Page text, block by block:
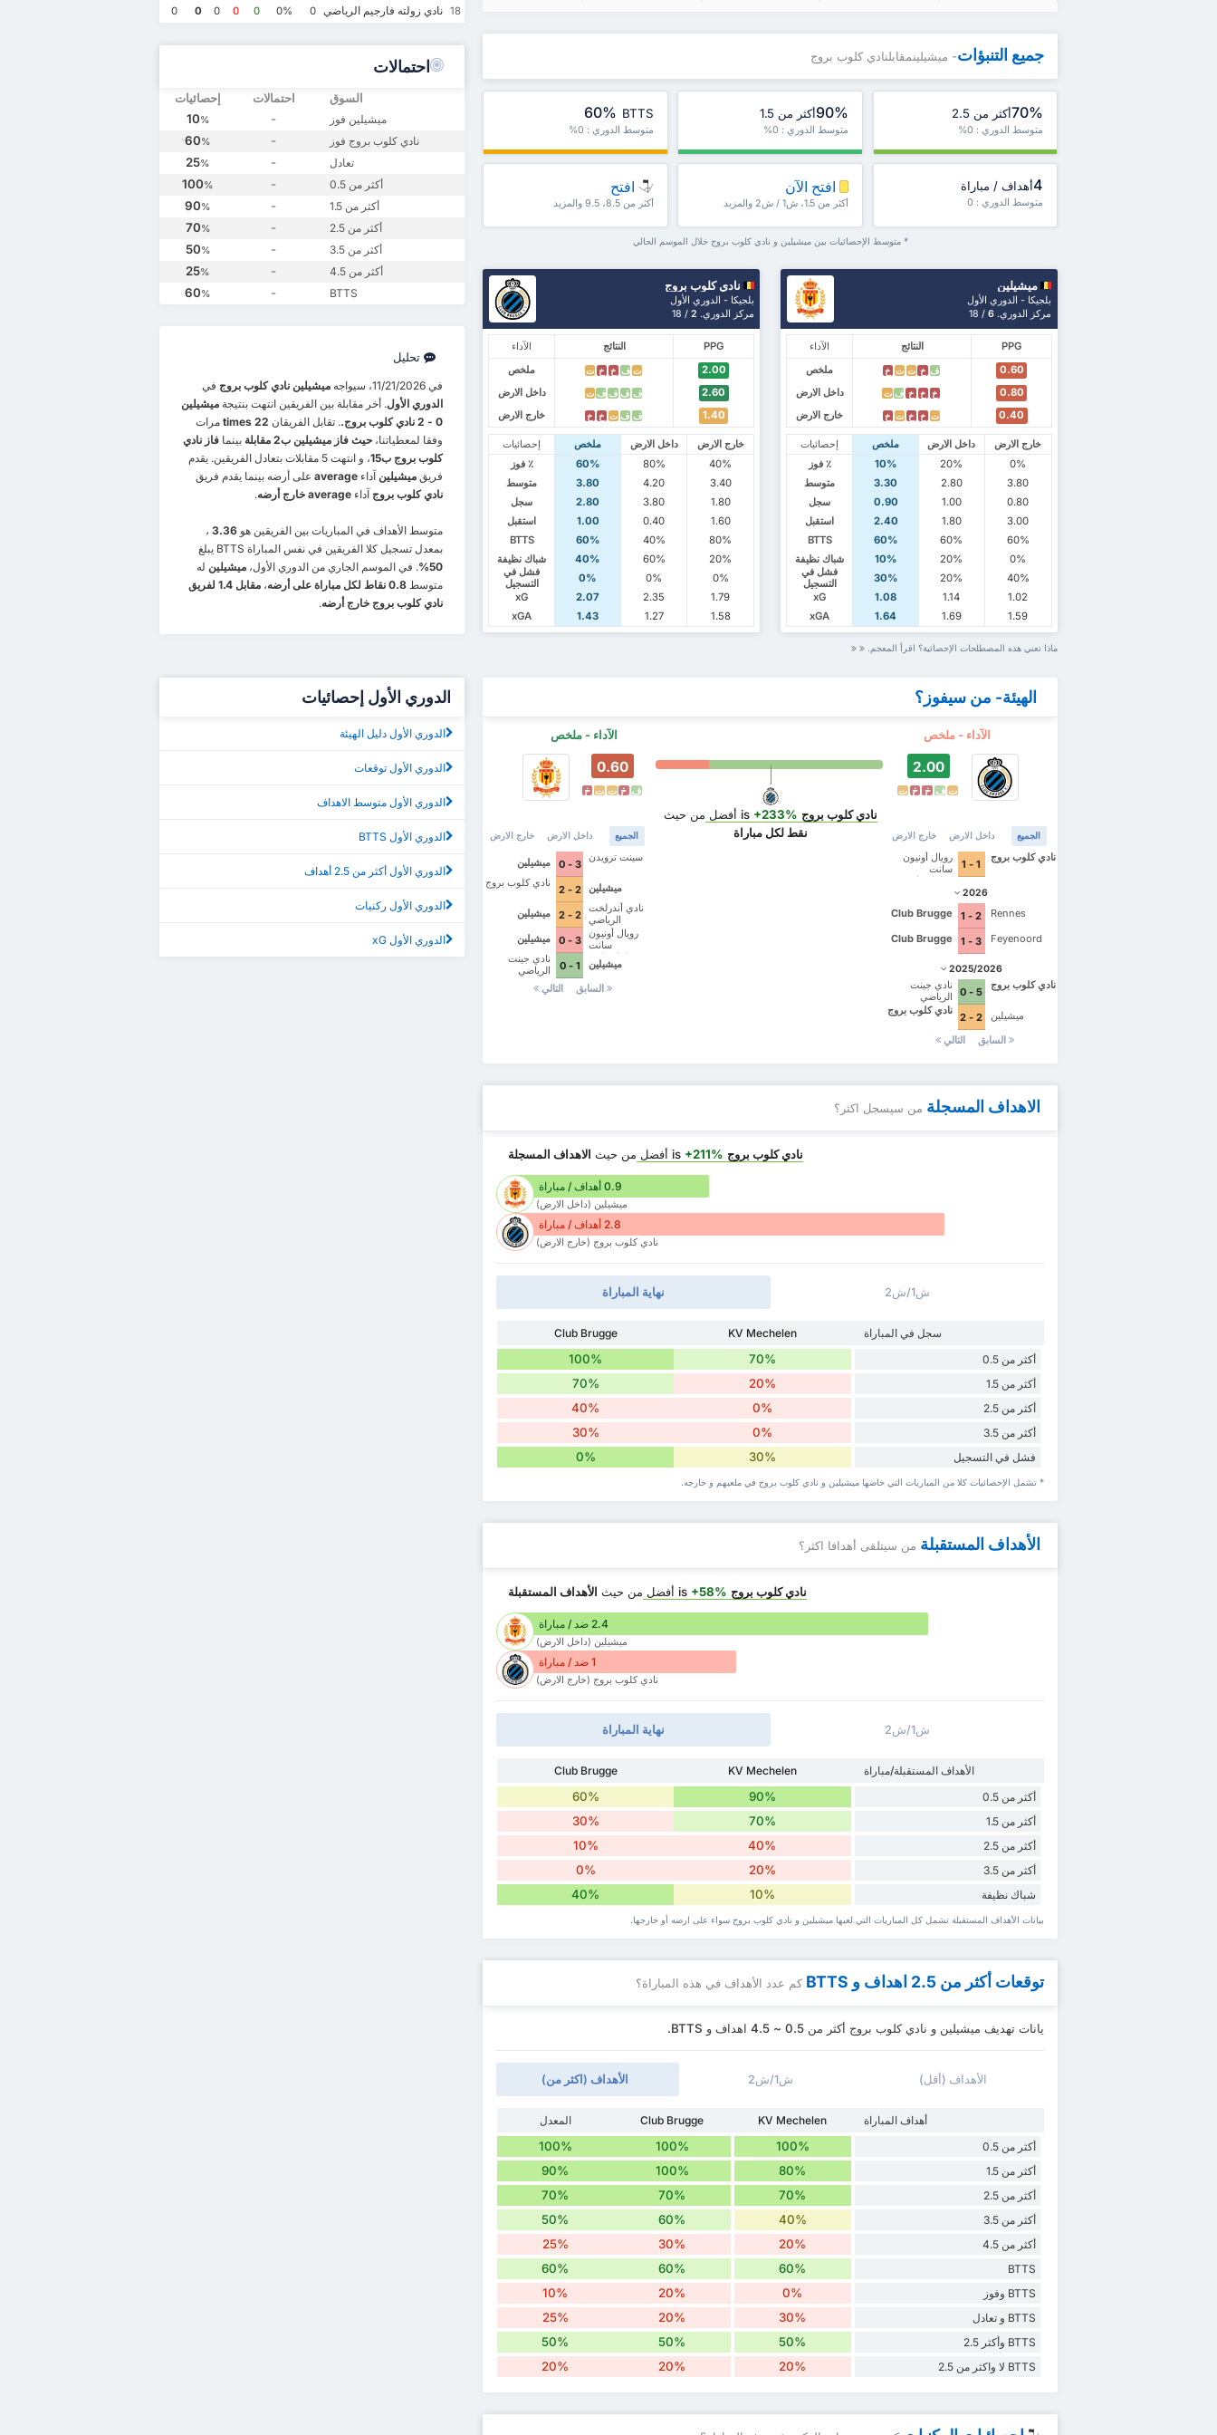
جميع التنبؤات- ميشيلينمقابلنادي كلوب بروج
70%أكثر من 2.5
متوسط الدوري : 0%
90%أكثر من 1.5
متوسط الدوري : 0%
60% BTTS
متوسط الدوري : 0%
4أهداف / مباراة
متوسط الدوري : 0
افتح الآن
أكثر من 1.5، ش1 / ش2 والمزيد
افتح
أكثر من 8.5، 9.5 والمزيد
* متوسط الإحصائيات بين ميشيلين و نادي كلوب بروج خلال الموسم الحالي
ميشيلين
بلجيكا - الدوري الأول
مركز الدوري. 6
/ 18
الآداء النتائج
PPG
ملخص
ف خ ت ت خ
0.60
داخل الارض
خ خ خ ف ت
0.80
خارج الارض
ت خ خ ت خ 0.40
إحصائيات ملخص داخل الارض
خارج الارض
٪ فوز
10% 20%
0%
متوسط
3.30 2.80
3.80
سجل
0.90 1.00
0.80
استقبل
2.40 1.80
3.00
BTTS
60% 60%
60%
شباك نظيفة
10% 20%
0%
فشل في
التسجيل
30% 20%
40%
xG
1.08 1.14
1.02
xGA
1.64 1.69 1.59
نادي كلوب بروج
بلجيكا - الدوري الأول
مركز الدوري. 2
/ 18
الآداء النتائج
PPG
ملخص
ت ف خ خ ت
2.00
داخل الارض
ف ف ف ف ت
2.60
خارج الارض
ف ف ت خ خ 1.40
إحصائيات ملخص داخل الارض
خارج الارض
٪ فوز
60% 80%
40%
متوسط
3.80 4.20
3.40
سجل
2.80 3.80
1.80
استقبل
1.00 0.40
1.60
BTTS
60% 40%
80%
شباك نظيفة
40% 60%
20%
فشل في
التسجيل
0% 0%
0%
xG
2.07 2.35
1.79
xGA
1.43 1.27 1.58
ماذا تعني هذه المصطلحات الإحصائية؟ اقرأ المعجم.
الهيئة- من سيفوز؟
الآداء - ملخص الآداء - ملخص
0.60
ف خ ت ت خ
الجميع داخل الارض خارج الارض
ميشيلين 3 - 0
سينت ترويدن
نادي كلوب بروج
2 - 2
ميشيلين
ميشيلين
2 - 2
نادي أندرلخت
الرياضي
ميشيلين
3 - 0
رويال أونيون
سانت
جيلوازسانت
جيلواز
نادي جينت
الرياضي
1 - 0
ميشيلين
السابق
التالي
نادي كلوب بروج +233% أفضل من حيث
نقط لكل مباراة
2.00
ت ف خ خ ت
الجميع داخل الارض خارج الارض
رويال أونيون
سانت
جيلوازسانت
1 - 1
نادي كلوب بروج
2026
Club Brugge 2 - 1
Rennes
Club Brugge
3 - 1 Feyenoord
2025/2026
نادي جينت
الرياضي
5 - 0
نادي كلوب بروج
نادي كلوب بروج
2 - 2
ميشيلين
السابق
التالي
الاهداف المسجلة من سيسجل اكثر؟
نادي كلوب بروج +211% أفضل من حيث الاهداف المسجلة
0.9 أهداف / مباراة
ميشيلين (داخل الارض)
2.8 أهداف / مباراة
نادي كلوب بروج (خارج الارض)
نهاية المباراة ش1/ش2
سجل في المباراة KV Mechelen
Club Brugge
أكثر من 0.5
70%
100%
أكثر من 1.5 20%
70%
أكثر من 2.5 0%
40%
أكثر من 3.5 0%
30%
فشل في التسجيل 30%
0%
* تشمل الإحصائيات كلا من المباريات التي خاضها ميشيلين و نادي كلوب بروج في ملعبهم و خارجه.
الأهداف المستقبلة من سيتلقى أهدافا اكثر؟
نادي كلوب بروج +58% أفضل من حيث الأهداف المستقبلة
2.4 ضد / مباراة
ميشيلين (داخل الارض)
1 ضد / مباراة
نادي كلوب بروج (خارج الارض)
نهاية المباراة ش1/ش2
الأهداف المستقبلة/مباراة KV Mechelen
Club Brugge
أكثر من 0.5
90%
60%
أكثر من 1.5 70%
30%
أكثر من 2.5 40%
10%
أكثر من 3.5 20%
0%
شباك نظيفة 10%
40%
بيانات الأهداف المستقبلة تشمل كل المباريات التي لعبها ميشيلين و نادي كلوب بروج سواء ‏على ارضه أو خارجها.
توقعات أكثر من 2.5 اهداف و BTTS كم عدد الأهداف في هذه المباراة؟
يانات تهديف ميشيلين و نادي كلوب بروج أكثر من 0.5 ~ 4.5 اهداف و BTTS.
الأهداف (اكثر من) ش1/ش2 الأهداف (أقل)
أهداف المباراة KV Mechelen
Club Brugge
المعدل
أكثر من 0.5
100%
100%
100%
أكثر من 1.5 80%
100%
90%
أكثر من 2.5 70%
70%
70%
أكثر من 3.5 40%
60%
50%
أكثر من 4.5 20%
30%
25%
BTTS
60%
60%
60%
BTTS وفوز 0%
20%
10%
BTTS و تعادل 30%
20%
25%
BTTS وأكثر 2.5 50%
50%
50%
BTTS لا واكثر من 2.5 20%
20%
20%
18 نادي زولته فارجيم الرياضي 0
0%
0
0
0
0
0
احتمالات
السوق احتمالات إحصائيات
ميشيلين فوز -
10%
نادي كلوب بروج فوز -
60%
تعادل -
25%
أكثر من 0.5 -
100%
أكثر من 1.5 -
90%
أكثر من 2.5 -
70%
أكثر من 3.5 -
50%
أكثر من 4.5 -
25%
BTTS
-
60%
تحليل
في 11/21/2026، سيواجه ميشيلين نادي كلوب بروج في
الدوري الأول. أخر مقابلة بين الفريقين انتهت بنتيجة ميشيلين
0 - 2 نادي كلوب بروج.
. تقابل الفريقان 22 times
مرات
وفقا لمعطياتنا، حيث فاز ميشيلين ب2 مقابلة بينما فاز نادي
كلوب بروج ب15
، و انتهت 5 مقابلات بتعادل الفريقين. يقدم
فريق ميشيلين آداء average على أرضه بينما يقدم فريق
نادي كلوب بروج آداء average خارج أرضه .
متوسط الأهداف في المباريات بين الفريقين هو 3.36 ،
بمعدل تسجيل كلا الفريقين في نفس المباراة BTTS يبلغ
50%
. في الموسم الجاري من الدوري الأول، ميشيلين له
متوسط 0.8 نقاط لكل مباراة على أرضه ،
مقابل 1.4 لفريق
نادي كلوب بروج خارج أرضه.
الدوري الأول إحصائيات
الدوري الأول دليل الهيئة
الدوري الأول توقعات
الدوري الأول متوسط الاهداف
الدوري الأول BTTS
الدوري الأول أكثر من 2.5 أهداف
الدوري الأول ركنيات
الدوري الأول xG